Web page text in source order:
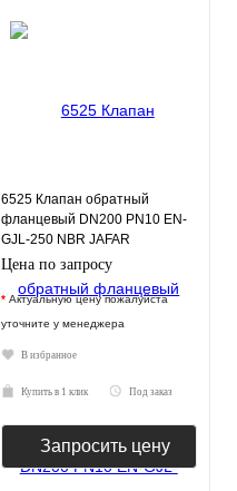
6525 Клапан обратный
фланцевый DN200 PN10 EN-
GJL-250 NBR JAFAR
Цена по запросу
* Актуальную цену пожалуйста
уточните у менеджера
В избранное
Купить в 1 клик Под заказ
Запросить цену